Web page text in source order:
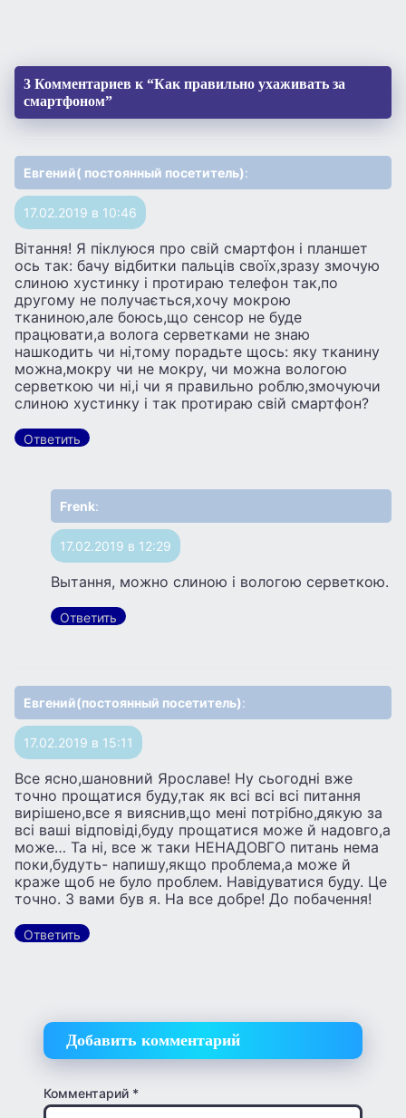
3 Комментариев к “Как правильно ухаживать за
смартфоном”
Евгений( постоянный посетитель):
17.02.2019 в 10:46
Вiтання! Я піклуюся про свій смартфон і планшет
ось так: бачу відбитки пальців своїх,зразу змочую
слиною хустинку і протираю телефон так,по
другому не получається,хочу мокрою
тканиною,але боюсь,що сенсор не буде
працювати,а волога серветками не знаю
нашкодить чи ні,тому порадьте щось: яку тканину
можна,мокру чи не мокру, чи можна вологою
серветкою чи ні,і чи я правильно роблю,змочуючи
слиною хустинку і так протираю свій смартфон?
Ответить
Frenk:
17.02.2019 в 12:29
Вытання, можно слиною і вологою серветкою.
Ответить
Евгений(постоянный посетитель):
17.02.2019 в 15:11
Все ясно,шановний Ярославе! Ну сьогоднi вже
точно прощатися буду,так як всi всi всi питання
вирiшено,все я вияснив,що менi потрiбно,дякую за
всi вашi вiдповiдi,буду прощатися може й надовго,а
може… Та нi, все ж таки НЕНАДОВГО питань нема
поки,будуть- напишу,якщо проблема,а може й
краже щоб не було проблем. Навiдуватися буду. Це
точно. З вами був я. На все добре! До побачення!
Ответить
Добавить комментарий
Комментарий *